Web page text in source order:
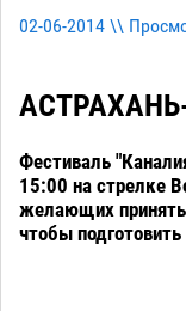
02-06-2014 \\
Фестиваль
15:00 на стрелке
желающих принять
чтобы